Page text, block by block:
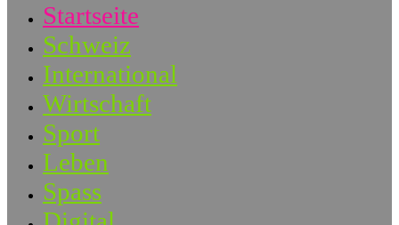
Startseite
Schweiz
International
Wirtschaft
Sport
Leben
Spass